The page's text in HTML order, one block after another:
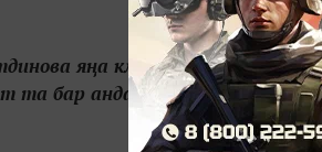
яңа клип чыгарган. Гади
бар анда, Данир да,